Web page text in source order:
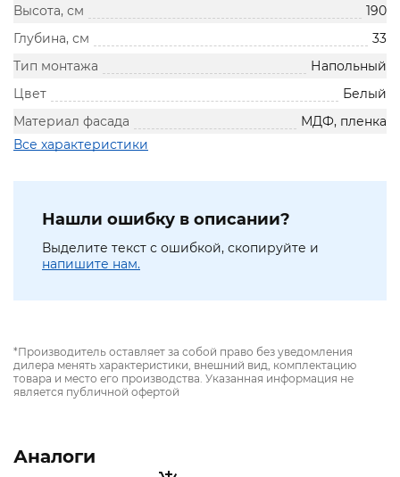
Высота, см
190
Глубина, см
33
Тип монтажа
Напольный
Цвет
Белый
Материал фасада
МДФ, пленка
Все характеристики
Нашли ошибку в описании?
Выделите текст с ошибкой, скопируйте и
напишите нам.
*Производитель оставляет за собой право без уведомления
дилера менять характеристики, внешний вид, комплектацию
товара и место его производства. Указанная информация не
является публичной офертой
Аналоги